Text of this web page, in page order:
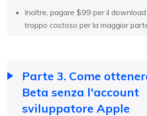
Inoltre, pagare $99 per il
troppo costoso per la maggior
Parte 3. Come
Beta senza l'account
sviluppatore Apple